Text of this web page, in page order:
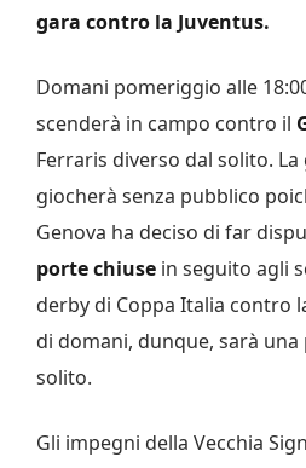
gara contro la Juventus.
Domani pomeriggio alle
scenderà in campo contro il
Ferraris diverso dal solito.
giocherà senza pubblico
Genova ha deciso di far
porte chiuse in seguito agli
derby di Coppa Italia contro
di domani, dunque, sarà
solito.
Gli impegni della Vecchia